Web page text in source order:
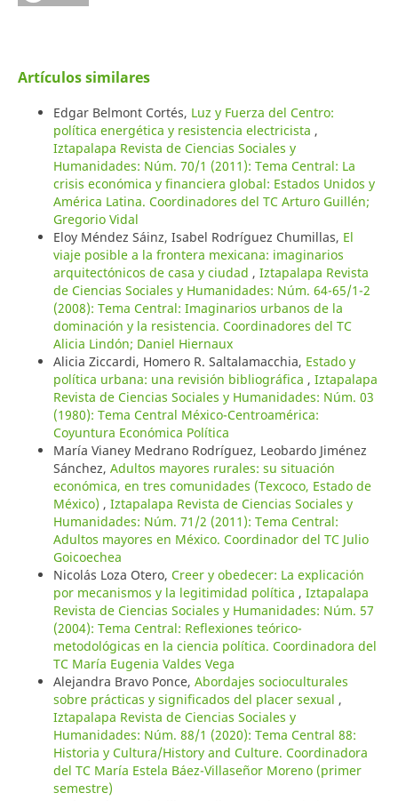
Artículos similares
Edgar Belmont Cortés, Luz y Fuerza del Centro:
política energética y resistencia electricista ,
Iztapalapa Revista de Ciencias Sociales y
Humanidades: Núm. 70/1 (2011): Tema Central: La
crisis económica y financiera global: Estados Unidos y
América Latina. Coordinadores del TC Arturo Guillén;
Gregorio Vidal
Eloy Méndez Sáinz, Isabel Rodríguez Chumillas, El
viaje posible a la frontera mexicana: imaginarios
arquitectónicos de casa y ciudad , Iztapalapa Revista
de Ciencias Sociales y Humanidades: Núm. 64-65/1-2
(2008): Tema Central: Imaginarios urbanos de la
dominación y la resistencia. Coordinadores del TC
Alicia Lindón; Daniel Hiernaux
Alicia Ziccardi, Homero R. Saltalamacchia, Estado y
política urbana: una revisión bibliográfica , Iztapalapa
Revista de Ciencias Sociales y Humanidades: Núm. 03
(1980): Tema Central México-Centroamérica:
Coyuntura Económica Política
María Vianey Medrano Rodríguez, Leobardo Jiménez
Sánchez, Adultos mayores rurales: su situación
económica, en tres comunidades (Texcoco, Estado de
México) , Iztapalapa Revista de Ciencias Sociales y
Humanidades: Núm. 71/2 (2011): Tema Central:
Adultos mayores en México. Coordinador del TC Julio
Goicoechea
Nicolás Loza Otero, Creer y obedecer: La explicación
por mecanismos y la legitimidad política , Iztapalapa
Revista de Ciencias Sociales y Humanidades: Núm. 57
(2004): Tema Central: Reflexiones teórico-
metodológicas en la ciencia política. Coordinadora del
TC María Eugenia Valdes Vega
Alejandra Bravo Ponce, Abordajes socioculturales
sobre prácticas y significados del placer sexual ,
Iztapalapa Revista de Ciencias Sociales y
Humanidades: Núm. 88/1 (2020): Tema Central 88:
Historia y Cultura/History and Culture. Coordinadora
del TC María Estela Báez-Villaseñor Moreno (primer
semestre)